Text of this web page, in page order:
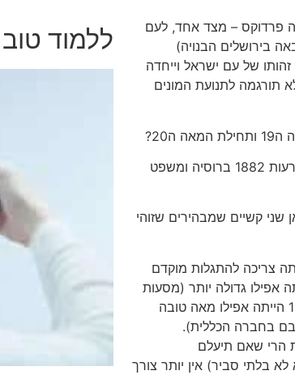
פרדוקס – מצד אחד, לעם
בירושלים הבנויה)
של עם ישראל וייחדה
תורגמה לתנועת המונים
ה20?
נהוג לתלות את צמיחתה של הציונות באנטישמיות: פרעות 1882 ברוסיה ומשפט
קשיים שמבהירים שזוהי
צריכה להתגלות מוקדם
אפילו גדולה יותר (מסעות
הצלב, גירוש ספרד). אפשר לומר שהמאה ה 19 הייתה אפילו מאה טובה
בחברה הכללית).
הרי שאם תיעלם
בלתי סביר) אין יותר צורך
ללמוד טוב